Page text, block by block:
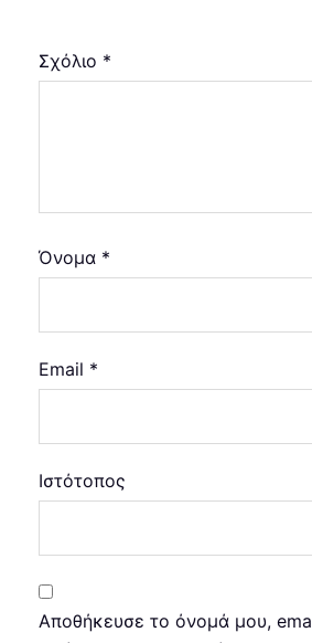
Σχόλιο *
Όνομα *
Email *
Ιστότοπος
Αποθήκευσε το όνομά μου,